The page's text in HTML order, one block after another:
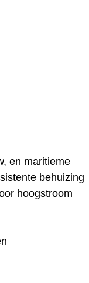
en maritieme
behuizing
hoogstroom